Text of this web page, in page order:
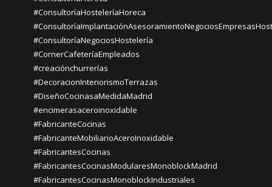
#ConsultoríaHosteleríaHoreca
#ConsultoríaNegociosHostelería
#CornerCafeteríaEmpleados
#creaciónchurrerías
#DecoracionInteriorismoTerrazas
#DiseñoCocinasaMedidaMadrid
#encimerasaceroinoxidable
#FabricanteCocinas
#FabricanteMobiliarioAceroInoxidable
#FabricantesCocinas
#FabricantesCocinasModularesMonoblockMadrid
#FabricantesCocinasMonoblockIndustriales